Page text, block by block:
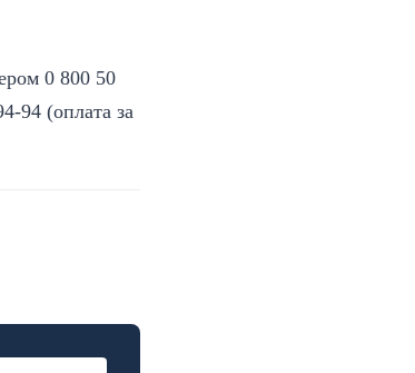
0 800 50
94 (оплата за